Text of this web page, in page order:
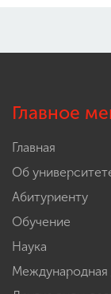
Главное
Главная
Об
Абитуриенту
Обучение
Наука
Международная